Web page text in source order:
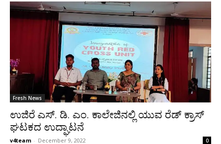
Fresh News
ಉಜಿರೆ ಎಸ್. ಡಿ. ಎಂ. ಕಾಲೇಜಿನಲ್ಲಿ ಯುವ ರೆಡ್ ಕ್ರಾಸ್
ಘಟಕದ ಉದ್ಘಾಟನೆ
v4team - December 9, 2022 0